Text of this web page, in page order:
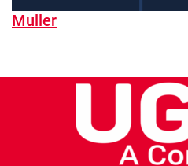
Muller